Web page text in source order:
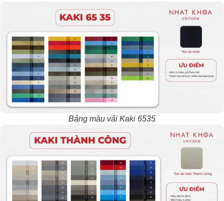
Bảng màu vải Kaki 6535